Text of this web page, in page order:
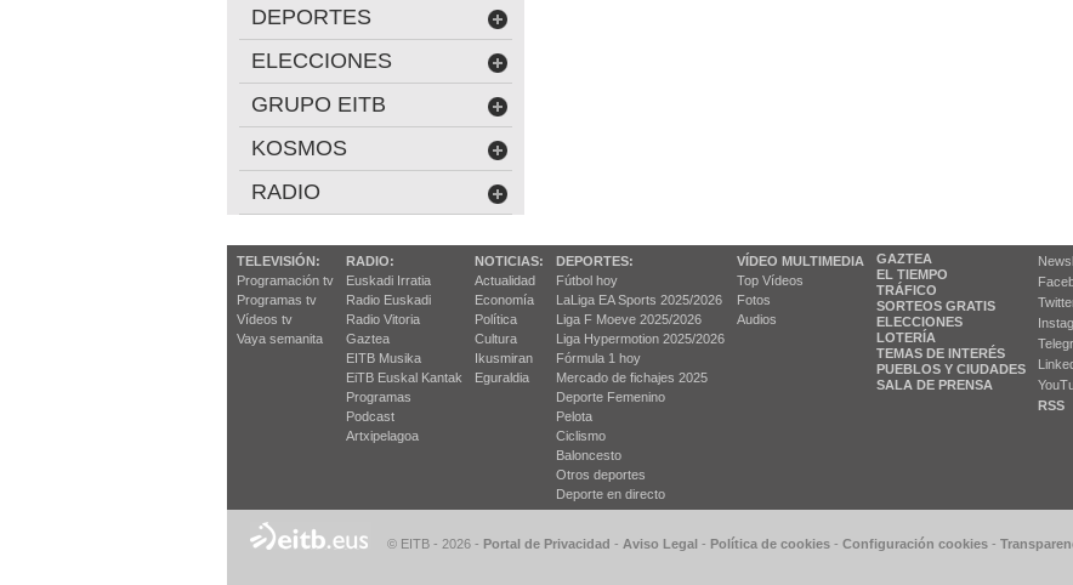
DEPORTES
ELECCIONES
GRUPO EITB
KOSMOS
RADIO
TELEVISIÓN:
Programación tv
Programas tv
Vídeos tv
Vaya semanita
RADIO:
Euskadi Irratia
Radio Euskadi
Radio Vitoria
Gaztea
EITB Musika
EiTB Euskal Kantak
Programas
Podcast
Artxipelagoa
NOTICIAS:
Actualidad
Economía
Política
Cultura
Ikusmiran
Eguraldia
DEPORTES:
Fútbol hoy
LaLiga EA Sports 2025/2026
Liga F Moeve 2025/2026
Liga Hypermotion 2025/2026
Fórmula 1 hoy
Mercado de fichajes 2025
Deporte Femenino
Pelota
Ciclismo
Baloncesto
Otros deportes
Deporte en directo
VÍDEO MULTIMEDIA
Top Vídeos
Fotos
Audios
GAZTEA
EL TIEMPO
TRÁFICO
SORTEOS GRATIS
ELECCIONES
LOTERÍA
TEMAS DE INTERÉS
PUEBLOS Y CIUDADES
SALA DE PRENSA
RSS
© EITB - 2026 - Portal de Privacidad - Aviso Legal - Política de cookies - Configuración cookies -